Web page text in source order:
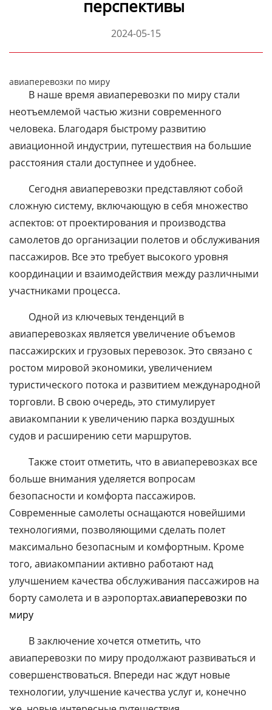
перспективы
2024-05-15
авиаперевозки по миру
В наше время авиаперевозки по миру стали
неотъемлемой частью жизни современного
человека. Благодаря быстрому развитию
авиационной индустрии, путешествия на большие
расстояния стали доступнее и удобнее.
Сегодня авиаперевозки представляют собой
сложную систему, включающую в себя множество
аспектов: от проектирования и производства
самолетов до организации полетов и обслуживания
пассажиров. Все это требует высокого уровня
координации и взаимодействия между различными
участниками процесса.
Одной из ключевых тенденций в
авиаперевозках является увеличение объемов
пассажирских и грузовых перевозок. Это связано с
ростом мировой экономики, увеличением
туристического потока и развитием международной
торговли. В свою очередь, это стимулирует
авиакомпании к увеличению парка воздушных
судов и расширению сети маршрутов.
Также стоит отметить, что в авиаперевозках все
больше внимания уделяется вопросам
безопасности и комфорта пассажиров.
Современные самолеты оснащаются новейшими
технологиями, позволяющими сделать полет
максимально безопасным и комфортным. Кроме
того, авиакомпании активно работают над
улучшением качества обслуживания пассажиров на
борту самолета и в аэропортах.авиаперевозки по
миру
В заключение хочется отметить, что
авиаперевозки по миру продолжают развиваться и
совершенствоваться. Впереди нас ждут новые
технологии, улучшение качества услуг и, конечно